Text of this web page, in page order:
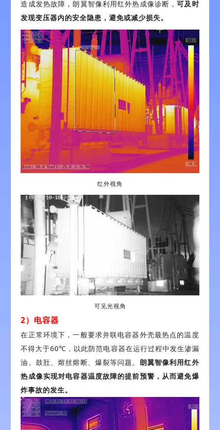
造成发热故障，朗翼智像利用红外热成像诊断，可及时
发现变压器内的安全隐患，避免或减少损失。
红外视角
可见光视角
2）电容器
在正常环境下，一般要求并联电容器外壳最热点的温度
不得大于60℃，以此防范电容器在运行过程中发生渗漏
油、鼓肚、熔丝熔断、爆裂等问题。 朗翼智像利用红外
热成像实现对电容器温度故障的提前预警，从而避免爆
炸事故的发生。